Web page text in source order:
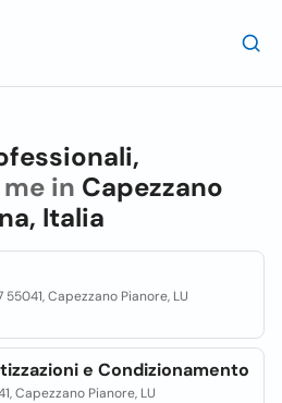
in Capezzano
Italia
Capezzano Pianore, LU
e Condizionamento
Capezzano Pianore, LU